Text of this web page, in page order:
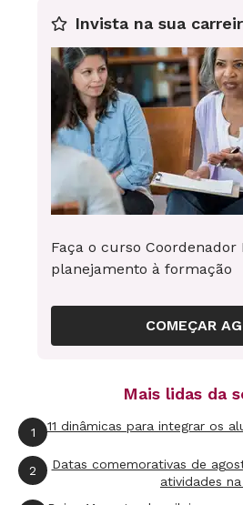
Repórter de NOVA ESCOLA
Invista na sua
Faça o curso Coordenador
planejamento à formação
COMEÇAR
Mais lidas da
1 11 dinâmicas para integrar os
2
Datas comemorativas de
atividades